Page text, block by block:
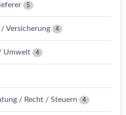
5
Versicherung 4
Umwelt 4
/ Recht / Steuern 4